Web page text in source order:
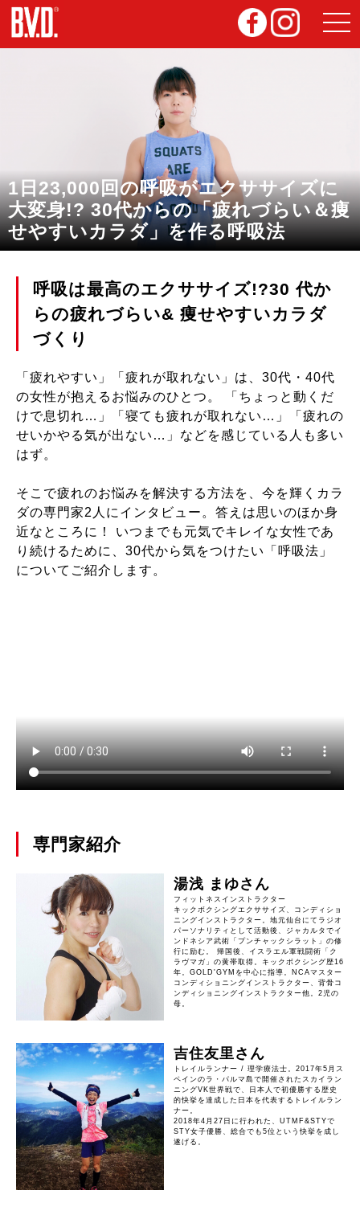
1日23,000回の呼吸がエクササイズに
大変身!? 30代からの「疲れづらい＆痩
せやすいカラダ」を作る呼吸法
呼吸は最高のエクササイズ!?30 代か
らの疲れづらい& 痩せやすいカラダ
づくり
「疲れやすい」「疲れが取れない」は、30代・40代
の女性が抱えるお悩みのひとつ。 「ちょっと動くだ
けで息切れ…」「寝ても疲れが取れない…」「疲れの
せいかやる気が出ない…」などを感じている人も多い
はず。
そこで疲れのお悩みを解決する方法を、今を輝くカラ
ダの専門家2人にインタビュー。答えは思いのほか身
近なところに！ いつまでも元気でキレイな女性であ
り続けるために、30代から気をつけたい「呼吸法」
についてご紹介します。
専門家紹介
湯浅 まゆさん
フィットネスインストラクター
キックボクシングエクササイズ、コンディショ
ニングインストラクター。地元仙台にてラジオ
パーソナリティとして活動後、ジャカルタでイ
ンドネシア武術「プンチャックシラット」の修
行に励む。 帰国後、イスラエル軍戦闘術「ク
ラヴマガ」の黄帯取得。キックボクシング歴16
年。GOLD'GYMを中心に指導。NCAマスター
コンディショニングインストラクター、背骨コ
ンディショニングインストラクター他。2児の
母。
吉住友里さん
トレイルランナー / 理学療法士。2017年5月ス
ペインのラ・パルマ島で開催されたスカイラン
ニングVK世界戦で、日本人で初優勝する歴史
的快挙を達成した日本を代表するトレイルラン
ナー。
2018年4月27日に行われた、UTMF&STYで
STY女子優勝、総合でも5位という快挙を成し
遂げる。